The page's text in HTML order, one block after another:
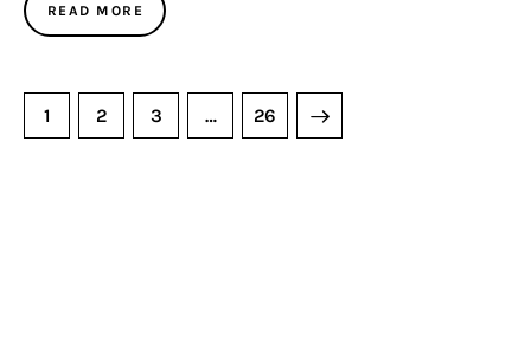
READ MORE
1 2 3 … 26
>